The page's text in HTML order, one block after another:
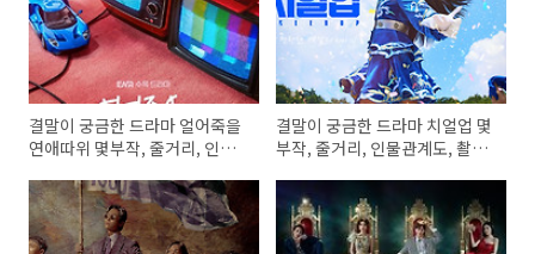
결말이 궁금한 드라마 얼어죽을
연애따위 몇부작, 줄거리, 인물
호, 편성표
결말이 궁금한 드라마 치얼업 몇
부작, 줄거리, 인물관계도, 촬영
규리, 김현진, 양동근